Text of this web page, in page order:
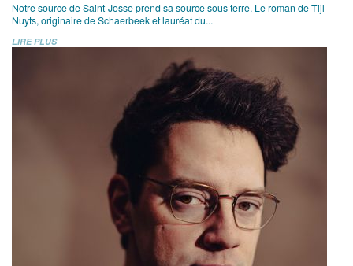
Notre source de Saint-Josse prend sa source sous terre. Le roman de Tijl
Nuyts, originaire de Schaerbeek et lauréat du...
LIRE PLUS